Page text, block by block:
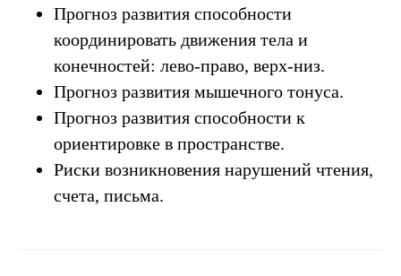
Прогноз развития способности
координировать движения тела и
конечностей: лево-право, верх-низ.
Прогноз развития мышечного тонуса.
Прогноз развития способности к
ориентировке в пространстве.
Риски возникновения нарушений чтения,
счета, письма.